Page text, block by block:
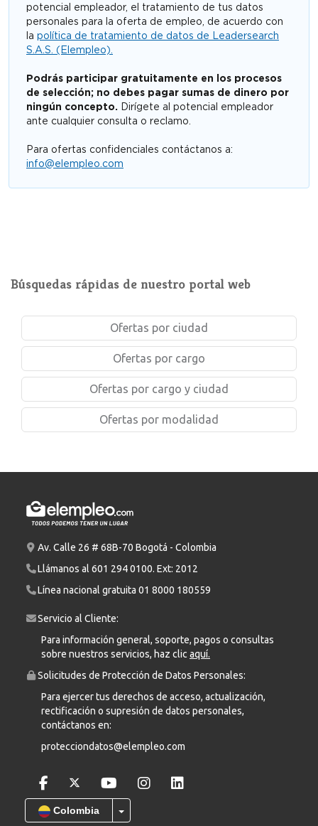
potencial empleador, el tratamiento de tus datos
personales para la oferta de empleo, de acuerdo con
la política de tratamiento de datos de Leadersearch
S.A.S. (Elempleo).
Podrás participar gratuitamente en los procesos
de selección; no debes pagar sumas de dinero por
ningún concepto. Dirígete al potencial empleador
ante cualquier consulta o reclamo.
Para ofertas confidenciales contáctanos a:
info@elempleo.com
Búsquedas rápidas de nuestro portal web
Ofertas por ciudad
Ofertas por cargo
Ofertas por cargo y ciudad
Ofertas por modalidad
Av. Calle 26 # 68B-70 Bogotá - Colombia
Llámanos al 601 294 0100. Ext: 2012
Línea nacional gratuita 01 8000 180559
Servicio al Cliente:
Para información general, soporte, pagos o consultas
sobre nuestros servicios, haz clicaquí.
Solicitudes de Protección de Datos Personales:
Para ejercer tus derechos de acceso, actualización,
rectificación o supresión de datos personales,
contáctanos en:
protecciondatos@elempleo.com
Colombia